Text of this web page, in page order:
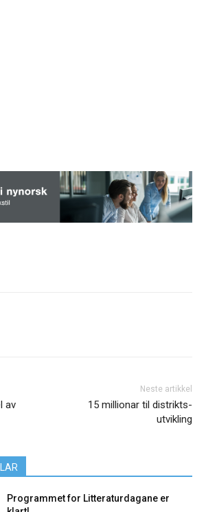
av
Neste artikkel
15 millionar til distrikts-
utvikling
Programmet for Litteraturdagane er